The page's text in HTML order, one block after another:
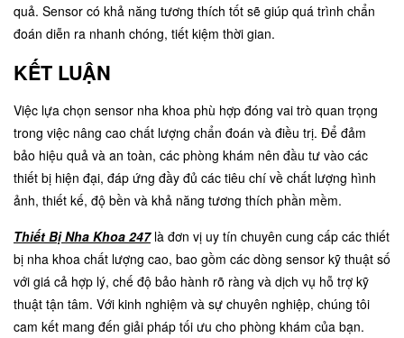
quả. Sensor có khả năng tương thích tốt sẽ giúp quá trình chẩn
đoán diễn ra nhanh chóng, tiết kiệm thời gian.
KẾT LUẬN
Việc lựa chọn sensor nha khoa phù hợp đóng vai trò quan trọng
trong việc nâng cao chất lượng chẩn đoán và điều trị. Để đảm
bảo hiệu quả và an toàn, các phòng khám nên đầu tư vào các
thiết bị hiện đại, đáp ứng đầy đủ các tiêu chí về chất lượng hình
ảnh, thiết kế, độ bền và khả năng tương thích phần mềm.
Thiết Bị Nha Khoa 247là đơn vị uy tín chuyên cung cấp các thiết
bị nha khoa chất lượng cao, bao gồm các dòng sensor kỹ thuật số
với giá cả hợp lý, chế độ bảo hành rõ ràng và dịch vụ hỗ trợ kỹ
thuật tận tâm. Với kinh nghiệm và sự chuyên nghiệp, chúng tôi
cam kết mang đến giải pháp tối ưu cho phòng khám của bạn.